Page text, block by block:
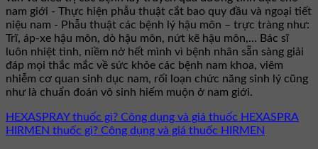
nam giới - Thực hiện phẫu thuật cắt bao quy đầu và ngoại tiết
niệu nam - Phẫu thuật các bệnh lý hậu môn – trực tràng như:
Trĩ, áp-xe hậu môn, dò hậu môn, nứt kẽ hậu môn,... Bác sĩ
luôn nhiệt tình, niềm nở hết mình vì bệnh nhân sẵn sàng giải
đáp mọi thắc mắc về sức khỏe các bệnh nam khoa, viêm
nhiễm cơ quan sinh dục nam, rối loạn chức năng sinh lý cũng
như là chuẩn đoán vô sinh hiếm muộn ở nam giới.
HEXASPRAY thuốc gì? Công dụng và giá thuốc HEXASPRA
HIRMEN thuốc gì? Công dụng và giá thuốc HIRMEN